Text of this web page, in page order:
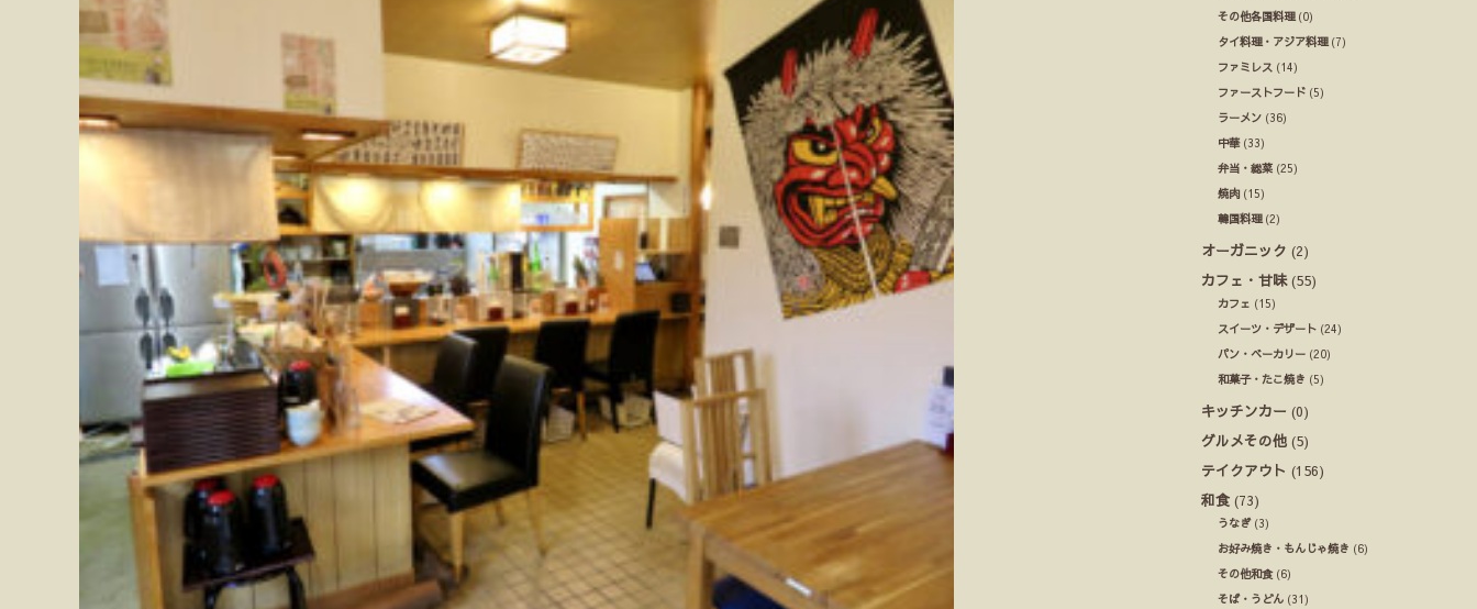
その他各国料理(0)
タイ料理・アジア料理(7)
ファミレス (14)
ファーストフード (5)
ラーメン (36)
中華(33)
弁当・総菜 (25)
焼肉 (15)
韓国料理(2)
オーガニック (2)
カフェ・甘味(55)
カフェ (15)
スイーツ・デザート (24)
パン・ベーカリー (20)
和菓子・たこ焼き (5)
キッチンカー (0)
グルメその他 (5)
テイクアウト (156)
和食 (73)
うなぎ(3)
お好み焼き・もんじゃ焼き (6)
その他和食(6)
そば・うどん (31)